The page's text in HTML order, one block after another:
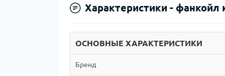
Характеристики - фанкойл
ОСНОВНЫЕ ХАРАКТЕРИСТИКИ
Бренд